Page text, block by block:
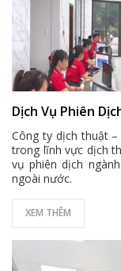
Dịch Vụ Phiên
Công ty dịch thuật
trong lĩnh vực dịch
vụ phiên dịch
ngoài nước.
XEM THÊM